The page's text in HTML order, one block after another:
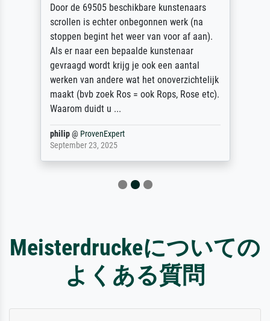
Door de 69505 beschikbare kunstenaars
scrollen is echter onbegonnen werk (na
stoppen begint het weer van voor af aan).
Als er naar een bepaalde kunstenaar
gevraagd wordt krijg je ook een aantal
werken van andere wat het onoverzichtelijk
maakt (bvb zoek Ros = ook Rops, Rose etc).
Waarom duidt u ...
philip@ ProvenExpert
September 23, 2025
Meisterdruckeについての
よくある質問